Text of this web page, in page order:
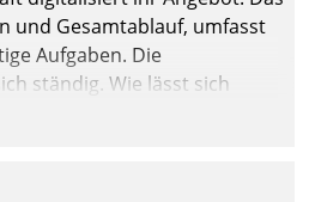
und Gesamtablauf, umfasst
Aufgaben. Die
ständig. Wie lässt sich
und zugleich Freiraum